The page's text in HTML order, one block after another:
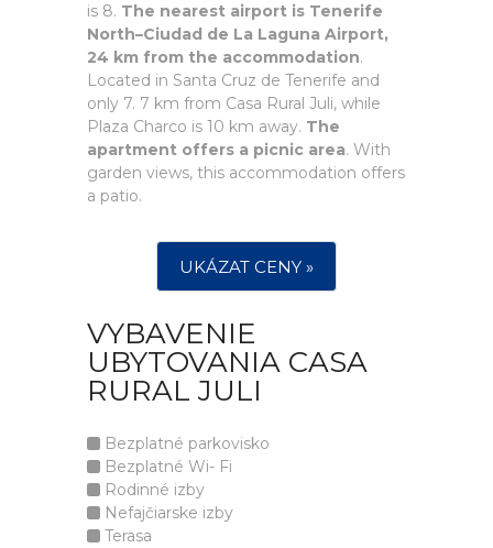
is 8. The nearest airport is Tenerife
North–Ciudad de La Laguna Airport,
24 km from the accommodation.
Located in Santa Cruz de Tenerife and
only 7. 7 km from Casa Rural Juli, while
Plaza Charco is 10 km away. The
apartment offers a picnic area. With
garden views, this accommodation offers
a patio.
UKÁZAT CENY »
VYBAVENIE
UBYTOVANIA CASA
RURAL JULI
Bezplatné parkovisko
Bezplatné Wi- Fi
Rodinné izby
Nefajčiarske izby
Terasa